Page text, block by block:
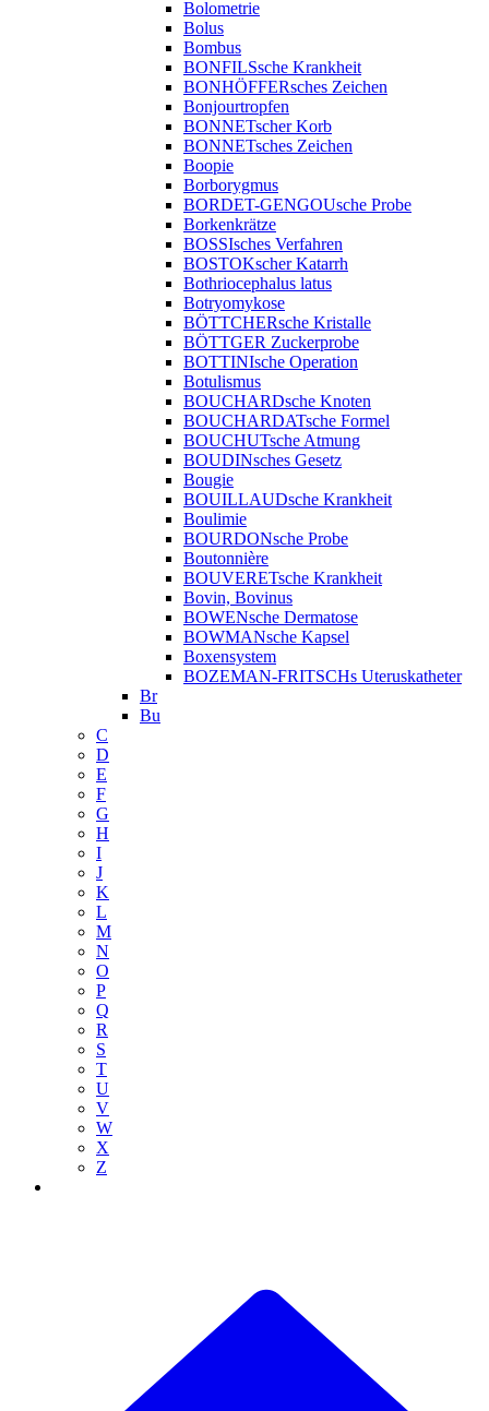
Bolometrie
Bolus
Bombus
BONFILSsche Krankheit
BONHÖFFERsches Zeichen
Bonjourtropfen
BONNETscher Korb
BONNETsches Zeichen
Boopie
Borborygmus
BORDET-GENGOUsche Probe
Borkenkrätze
BOSSIsches Verfahren
BOSTOKscher Katarrh
Bothriocephalus latus
Botryomykose
BÖTTCHERsche Kristalle
BÖTTGER Zuckerprobe
BOTTINIsche Operation
Botulismus
BOUCHARDsche Knoten
BOUCHARDATsche Formel
BOUCHUTsche Atmung
BOUDINsches Gesetz
Bougie
BOUILLAUDsche Krankheit
Boulimie
BOURDONsche Probe
Boutonnière
BOUVERETsche Krankheit
Bovin, Bovinus
BOWENsche Dermatose
BOWMANsche Kapsel
Boxensystem
BOZEMAN-FRITSCHs Uteruskatheter
Br
Bu
C
D
E
F
G
H
I
J
K
L
M
N
O
P
Q
R
S
T
U
V
W
X
Z